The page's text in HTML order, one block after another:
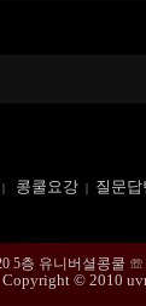
| 콩쿨요강 | 질문답
5층 유니버셜콩쿨 ☏
Copyright © 2010